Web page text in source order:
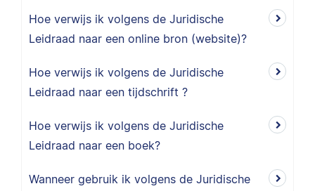
Hoe verwijs ik volgens de Juridische
Leidraad naar een online bron (website)?
Hoe verwijs ik volgens de Juridische
Leidraad naar een tijdschrift ?
Hoe verwijs ik volgens de Juridische
Leidraad naar een boek?
Wanneer gebruik ik volgens de Juridische